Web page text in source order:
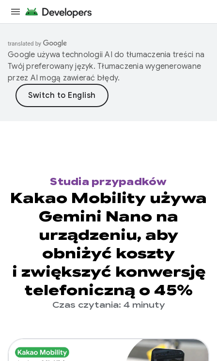
Google używa technologii AI do tłumaczenia treści na
Twój preferowany język. Tłumaczenia wygenerowane
przez AI mogą zawierać błędy.
Studia przypadków
Kakao Mobility używa
Gemini Nano na
urządzeniu, aby
obniżyć koszty
i zwiększyć konwersję
telefoniczną o 45%
Czas czytania: 4 minuty